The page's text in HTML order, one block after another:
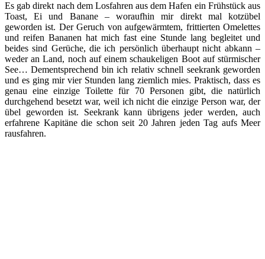
Es gab direkt nach dem Losfahren aus dem Hafen ein Frühstück aus
Toast, Ei und Banane – woraufhin mir direkt mal kotzübel
geworden ist. Der Geruch von aufgewärmtem, frittierten Omelettes
und reifen Bananen hat mich fast eine Stunde lang begleitet und
beides sind Gerüche, die ich persönlich überhaupt nicht abkann –
weder an Land, noch auf einem schaukeligen Boot auf stürmischer
See… Dementsprechend bin ich relativ schnell seekrank geworden
und es ging mir vier Stunden lang ziemlich mies. Praktisch, dass es
genau eine einzige Toilette für 70 Personen gibt, die natürlich
durchgehend besetzt war, weil ich nicht die einzige Person war, der
übel geworden ist. Seekrank kann übrigens jeder werden, auch
erfahrene Kapitäne die schon seit 20 Jahren jeden Tag aufs Meer
rausfahren.